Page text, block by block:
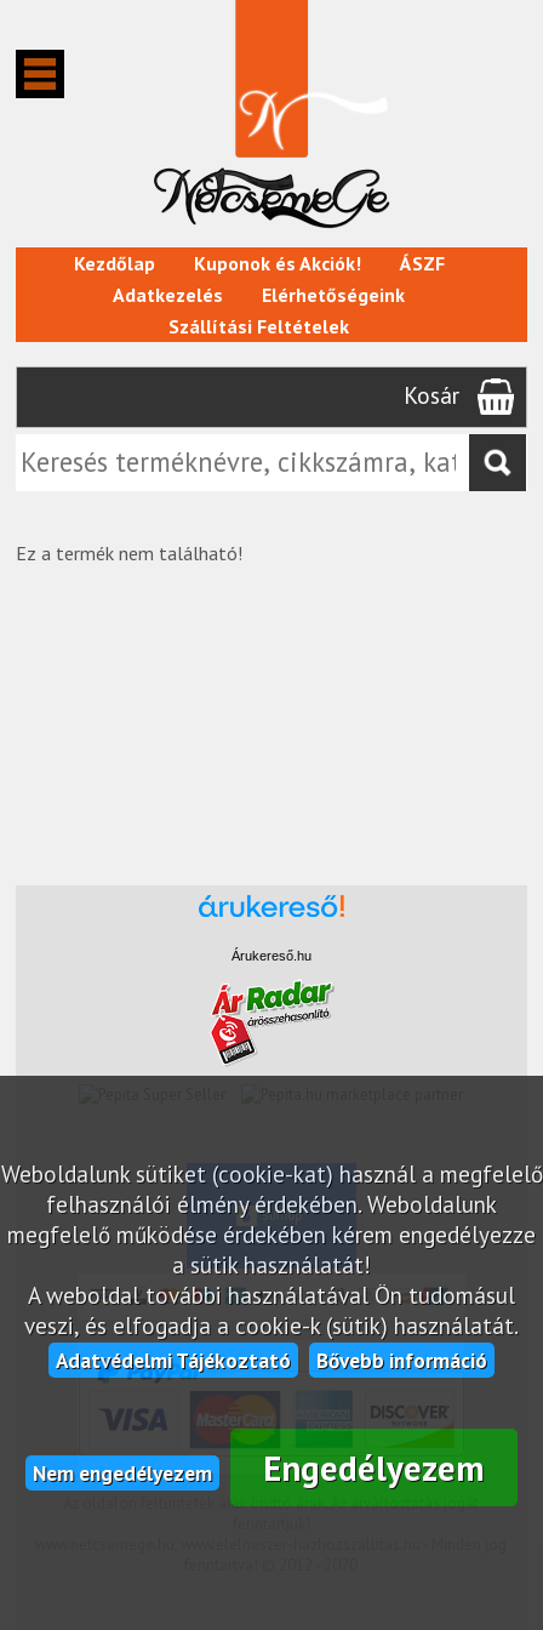
Kezdőlap Kuponok és Akciók!
ÁSZF
Adatkezelés
Elérhetőségeink
Szállítási Feltételek
Kosár
Ez a termék nem található!
Weboldalunk sütiket (cookie-kat) használ a megfelelő
felhasználói élmény érdekében. Weboldalunk
megfelelő működése érdekében kérem engedélyezze
a sütik használatát!
A weboldal további használatával Ön tudomásul
veszi, és elfogadja a cookie-k (sütik) használatát.
Adatvédelmi Tájékoztató Bővebb információ
Nem engedélyezem Engedélyezem
Árukereső.hu
Az oldalon feltüntetek árak bruttó árak. Az árváltoztatás jogát